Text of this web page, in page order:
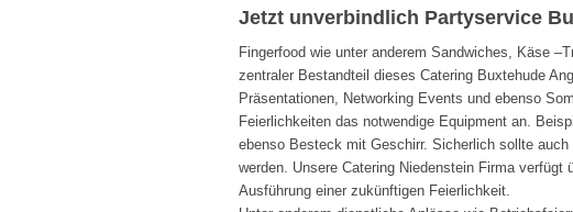
Jetzt unverbindlich Partyservice
Fingerfood wie unter anderem Sandwiches, Käse
zentraler Bestandteil dieses Catering Buxtehude
Präsentationen, Networking Events und ebenso
Feierlichkeiten das notwendige Equipment an.
ebenso Besteck mit Geschirr. Sicherlich sollte
werden. Unsere Catering Niedenstein Firma
Ausführung einer zukünftigen Feierlichkeit.